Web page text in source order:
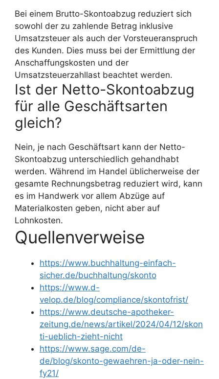
Bei einem Brutto-Skontoabzug reduziert sich
sowohl der zu zahlende Betrag inklusive
Umsatzsteuer als auch der Vorsteueranspruch
des Kunden. Dies muss bei der Ermittlung der
Anschaffungskosten und der
Umsatzsteuerzahllast beachtet werden.
Ist der Netto-Skontoabzug
für alle Geschäftsarten
gleich?
Nein, je nach Geschäftsart kann der Netto-
Skontoabzug unterschiedlich gehandhabt
werden. Während im Handel üblicherweise der
gesamte Rechnungsbetrag reduziert wird, kann
es im Handwerk vor allem Abzüge auf
Materialkosten geben, nicht aber auf
Lohnkosten.
Quellenverweise
https://www.buchhaltung-einfach-
sicher.de/buchhaltung/skonto
https://www.d-
velop.de/blog/compliance/skontofrist/
https://www.deutsche-apotheker-
zeitung.de/news/artikel/2024/04/12/skon
ti-ueblich-zieht-nicht
https://www.sage.com/de-
de/blog/skonto-gewaehren-ja-oder-nein-
fy21/